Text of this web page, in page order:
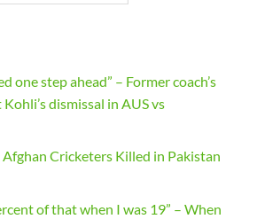
one step ahead” – Former coach’s
dismissal in AUS vs
Cricketers Killed in Pakistan
of that when I was 19” – When